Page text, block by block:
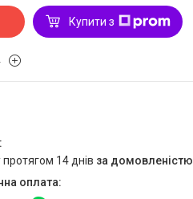
Купити з
протягом 14 днів за домовленістю